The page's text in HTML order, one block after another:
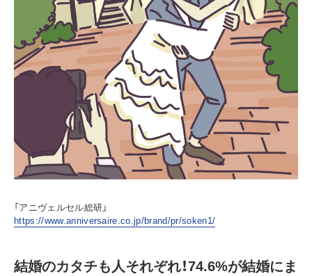
「アニヴェルセル総研」
https://www.anniversaire.co.jp/brand/pr/soken1/
結婚のカタチも人それぞれ！74.6%が結婚にま